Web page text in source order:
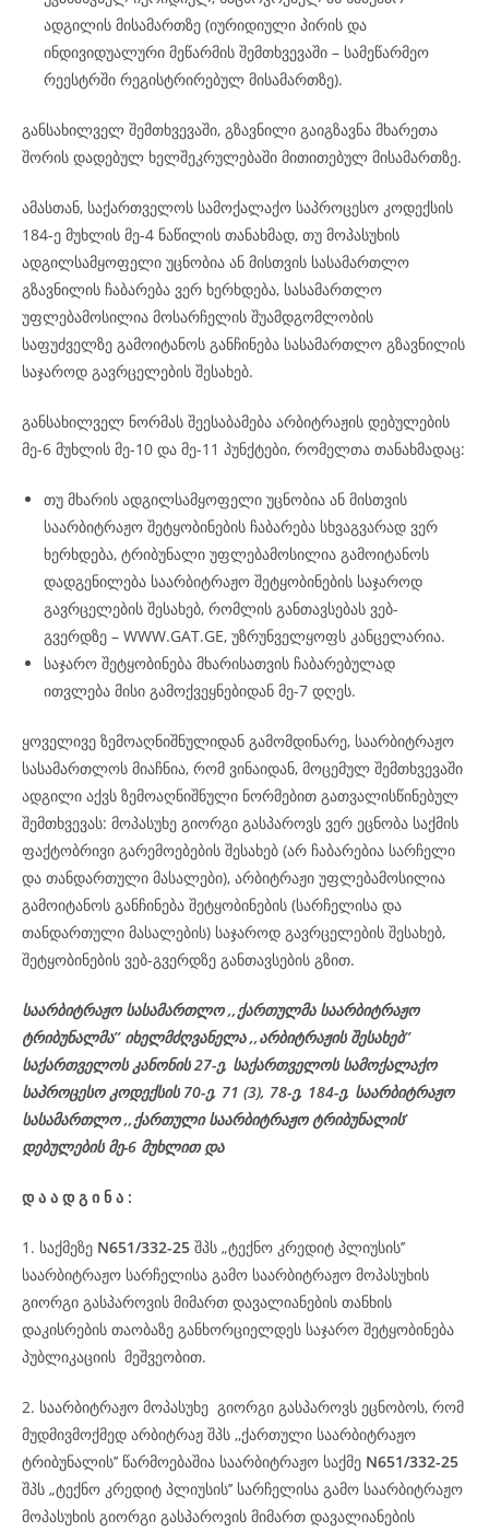
ადგილის მისამართზე (იურიდიული პირის და
ინდივიდუალური მეწარმის შემთხვევაში – სამეწარმეო
რეესტრში რეგისტრირებულ მისამართზე).
განსახილველ შემთხვევაში, გზავნილი გაიგზავნა მხარეთა
შორის დადებულ ხელშეკრულებაში მითითებულ მისამართზე.
ამასთან, საქართველოს სამოქალაქო საპროცესო კოდექსის
184-ე მუხლის მე-4 ნაწილის თანახმად, თუ მოპასუხის
ადგილსამყოფელი უცნობია ან მისთვის სასამართლო
გზავნილის ჩაბარება ვერ ხერხდება, სასამართლო
უფლებამოსილია მოსარჩელის შუამდგომლობის
საფუძველზე გამოიტანოს განჩინება სასამართლო გზავნილის
საჯაროდ გავრცელების შესახებ.
განსახილველ ნორმას შეესაბამება არბიტრაჟის დებულების
მე-6 მუხლის მე-10 და მე-11 პუნქტები, რომელთა თანახმადაც:
თუ მხარის ადგილსამყოფელი უცნობია ან მისთვის
საარბიტრაჟო შეტყობინების ჩაბარება სხვაგვარად ვერ
ხერხდება, ტრიბუნალი უფლებამოსილია გამოიტანოს
დადგენილება საარბიტრაჟო შეტყობინების საჯაროდ
გავრცელების შესახებ, რომლის განთავსებას ვებ-
გვერდზე – WWW.GAT.GE, უზრუნველყოფს კანცელარია.
საჯარო შეტყობინება მხარისათვის ჩაბარებულად
ითვლება მისი გამოქვეყნებიდან მე-7 დღეს.
ყოველივე ზემოაღნიშნულიდან გამომდინარე, საარბიტრაჟო
სასამართლოს მიაჩნია, რომ ვინაიდან, მოცემულ შემთხვევაში
ადგილი აქვს ზემოაღნიშნული ნორმებით გათვალისწინებულ
შემთხვევას: მოპასუხე გიორგი გასპაროვს ვერ ეცნობა საქმის
ფაქტობრივი გარემოებების შესახებ (არ ჩაბარებია სარჩელი
და თანდართული მასალები), არბიტრაჟი უფლებამოსილია
გამოიტანოს განჩინება შეტყობინების (სარჩელისა და
თანდართული მასალების) საჯაროდ გავრცელების შესახებ,
შეტყობინების ვებ-გვერდზე განთავსების გზით.
საარბიტრაჟო სასამართლო ,,ქართულმა საარბიტრაჟო
ტრიბუნალმა’’ იხელმძღვანელა,,არბიტრაჟის შესახებ’’
საქართველოს კანონის 27-ე, საქართველოს სამოქალაქო
საპროცესო კოდექსის 70-ე, 71 (3), 78-ე, 184-ე, საარბიტრაჟო
სასამართლო ,,ქართული საარბიტრაჟო ტრიბუნალის’
დებულების მე-6 მუხლით და
დ ა ა დ გ ი ნ ა :
1. საქმეზე N651/332-25 შპს „ტექნო კრედიტ პლიუსის’’
საარბიტრაჟო სარჩელისა გამო საარბიტრაჟო მოპასუხის
გიორგი გასპაროვის მიმართ დავალიანების თანხის
დაკისრების თაობაზე განხორციელდეს საჯარო შეტყობინება
პუბლიკაციის მეშვეობით.
2. საარბიტრაჟო მოპასუხე გიორგი გასპაროვს ეცნობოს, რომ
მუდმივმოქმედ არბიტრაჟ შპს ,,ქართული საარბიტრაჟო
ტრიბუნალის’’ წარმოებაშია საარბიტრაჟო საქმე N651/332-25
შპს „ტექნო კრედიტ პლიუსის’’ სარჩელისა გამო საარბიტრაჟო
მოპასუხის გიორგი გასპაროვის მიმართ დავალიანების